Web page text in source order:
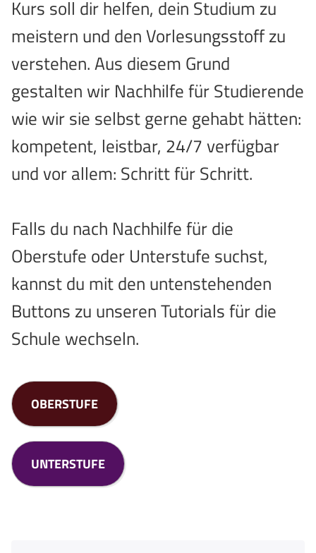
Kurs soll dir helfen, dein Studium zu
meistern und den Vorlesungsstoff zu
verstehen. Aus diesem Grund
gestalten wir Nachhilfe für Studierende
wie wir sie selbst gerne gehabt hätten:
kompetent, leistbar, 24/7 verfügbar
und vor allem: Schritt für Schritt.
Falls du nach Nachhilfe für die
Oberstufe oder Unterstufe suchst,
kannst du mit den untenstehenden
Buttons zu unseren Tutorials für die
Schule wechseln.
OBERSTUFE
UNTERSTUFE